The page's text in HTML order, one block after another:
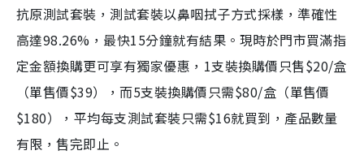
抗原測試套裝，測試套裝以鼻咽拭子方式採樣，準確性
高達98.26%，最快15分鐘就有結果。現時於門市買滿指
定金額換購更可享有獨家優惠，1支裝換購價只售$20/盒
（單售價$39），而5支裝換購價只需$80/盒（單售價
$180），平均每支測試套裝只需$16就買到，產品數量
有限，售完即止。